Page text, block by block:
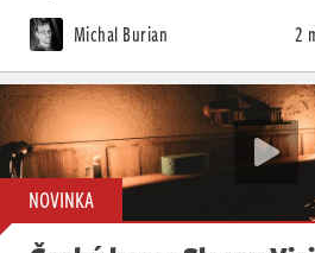
Michal Burian 2
NOVINKA